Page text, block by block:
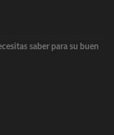
saber para su buen